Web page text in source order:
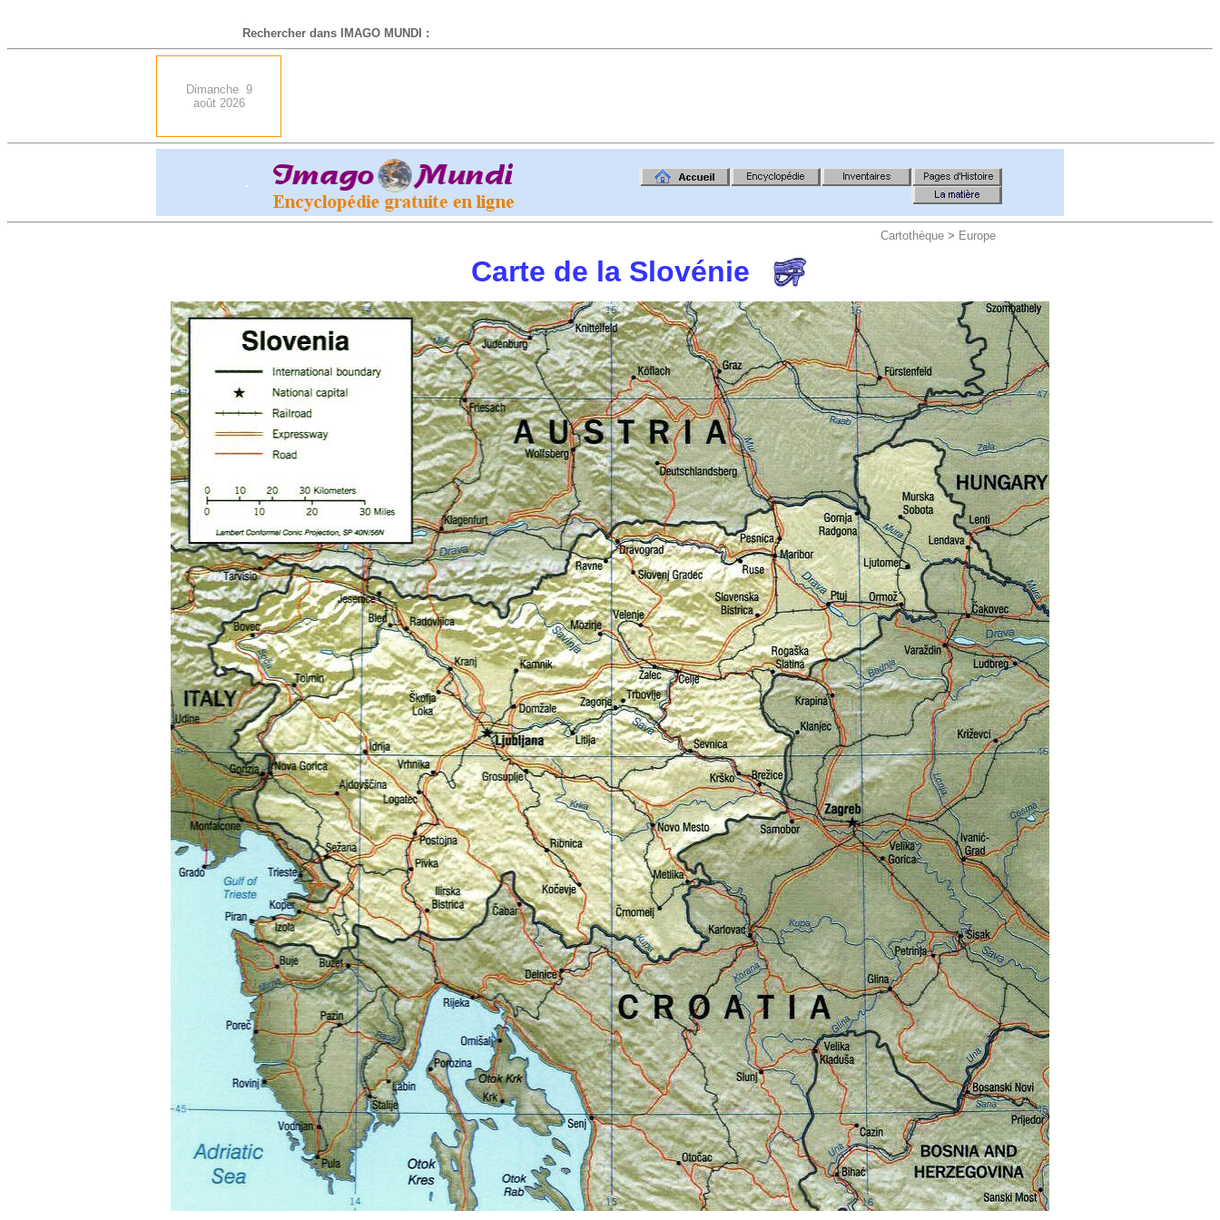
-
Rechercher dans IMAGO MUNDI :
Dimanche 9
août 2026
.
-
Cartothèque > Europe
Carte de la Slovénie